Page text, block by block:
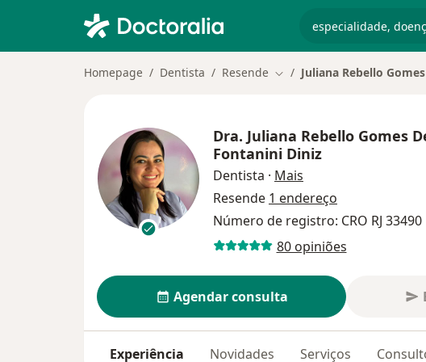
Homepage Dentista Resende Mudar de cidade
Juliana Rebello
Dra. Juliana Rebello Gomes
Fontanini Diniz
Dentista · Mais
Resende 1 endereço
Número de registro: CRO RJ 33490
80 opiniões
Agendar consulta
Experiência Novidades Serviços